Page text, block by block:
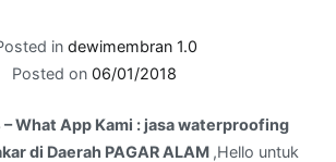
in dewimembran 1.0
Posted on 06/01/2018
What App Kami : jasa waterproofing
di Daerah PAGAR ALAM ,Hello untuk